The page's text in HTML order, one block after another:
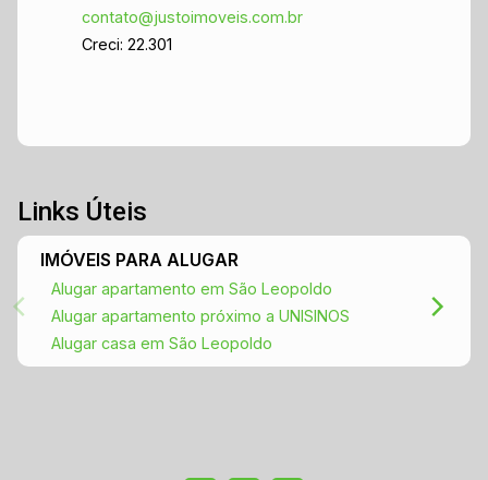
contato@justoimoveis.com.br
Creci: 22.301
Links Úteis
IMÓVEIS PARA ALUGAR
Alugar apartamento em São Leopoldo
Alugar apartamento próximo a UNISINOS
Alugar casa em São Leopoldo